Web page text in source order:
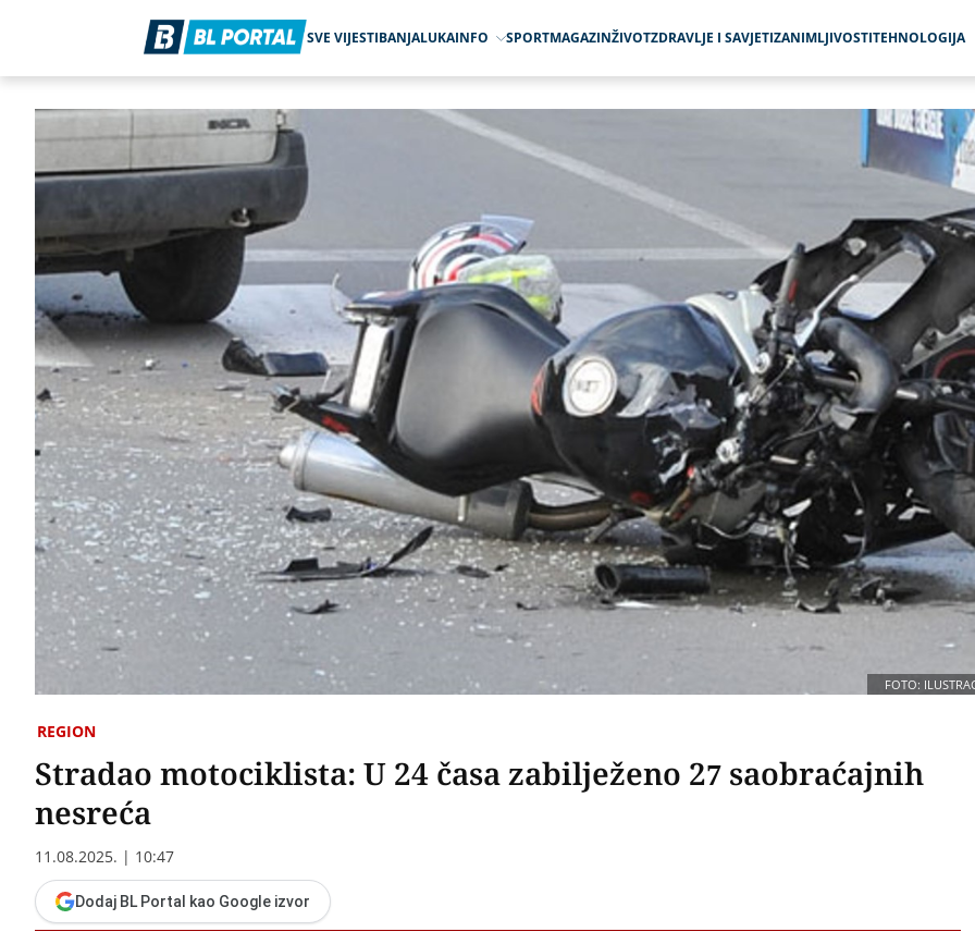
SVE VIJESTIBANJALUKAINFO SPORTMAGAZINŽIVOTZDRAVLJE I SAVJETIZANIMLJIVOSTITEHNOLOGIJA
FOTO:
REGION
Stradao motociklista: U 24 časa zabilježeno 27 saobraćajnih
nesreća
11.08.2025. | 10:47
Dodaj BL Portal kao Google izvor